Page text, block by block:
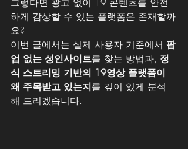
하게 감상할 수 있는 플랫폼은 존재할까
요?
이번 글에서는 실제 사용자 기준에서 팝
업 없는 성인사이트를 찾는 방법과, 정
식 스트리밍 기반의 19영상 플랫폼이
왜 주목받고 있는지를 깊이 있게 분석
해 드리겠습니다.